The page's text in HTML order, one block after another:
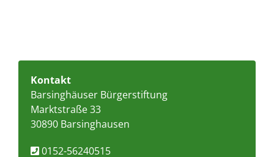
Kontakt
Barsinghäuser Bürgerstiftung
Marktstraße 33
30890 Barsinghausen
0152-56240515